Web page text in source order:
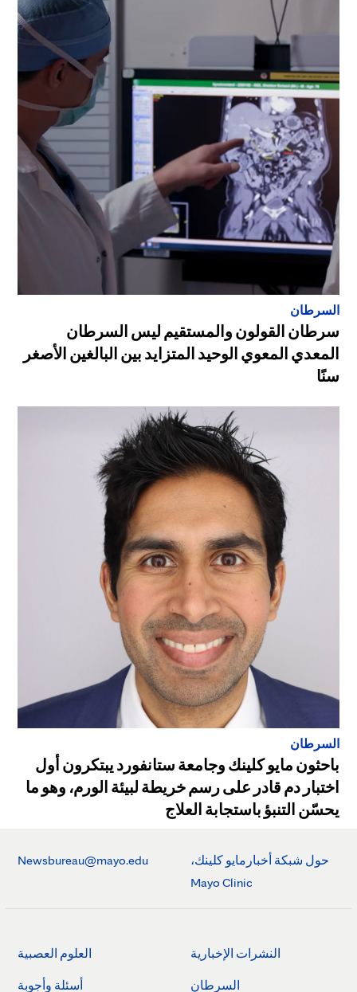
السرطان
سرطان القولون والمستقيم ليس السرطان
المعدي المعوي الوحيد المتزايد بين البالغين الأصغر
سنًا
السرطان
باحثون مايو كلينك وجامعة ستانفورد يبتكرون أول
اختبار دم قادر على رسم خريطة لبيئة الورم، وهو ما
يحسّن التنبؤ باستجابة العلاج
حول شبكة أخبارمايو كلينك،
Mayo Clinic
Newsbureau@mayo.edu
النشرات الإخبارية
السرطان
العلوم العصبية
أسئلة وأجوبة